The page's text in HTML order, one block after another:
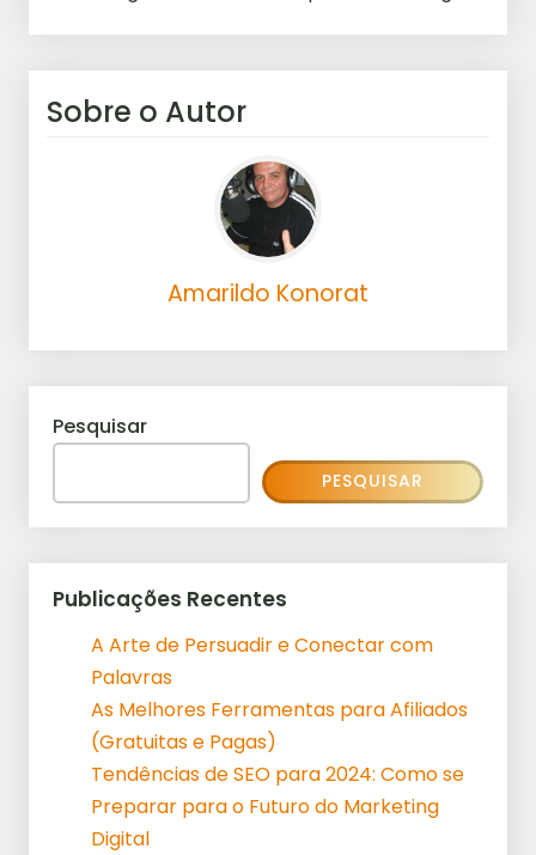
Sobre o Autor
Amarildo Konorat
Pesquisar
PESQUISAR
Publicações Recentes
A Arte de Persuadir e Conectar com
Palavras
As Melhores Ferramentas para Afiliados
(Gratuitas e Pagas)
Tendências de SEO para 2024: Como se
Preparar para o Futuro do Marketing
Digital